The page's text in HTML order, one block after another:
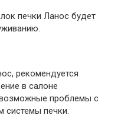
печки Ланос будет
рекомендуется
в салоне
проблемы с
системы печки.